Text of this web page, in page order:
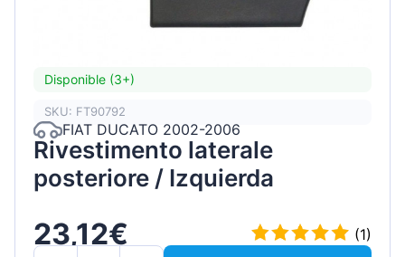
Disponible (3+)
SKU: FT90792
FIAT DUCATO 2002-2006
Rivestimento laterale
posteriore / Izquierda
23,12€
(1)